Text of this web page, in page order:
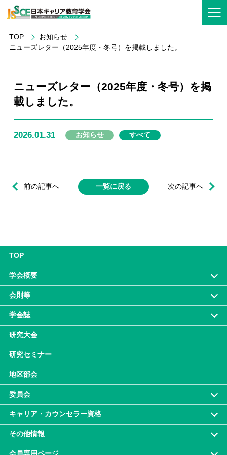
TOP
お知らせ
ニューズレター（2025年度・冬号）を掲載しました。
ニューズレター（2025年度・冬号）を掲
載しました。
2026.01.31 お知らせ すべて
前の記事へ 次の記事へ
一覧に戻る
TOP
学会概要
会則等
学会誌
研究大会
研究セミナー
地区部会
委員会
キャリア・カウンセラー資格
その他情報
会員専⽤ページ